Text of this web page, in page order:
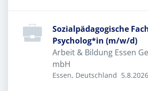
Sozialpädagogische
Psycholog*in (m/w/d)
Arbeit & Bildung Essen
mbH
Essen, Deutschland 5.8.2026